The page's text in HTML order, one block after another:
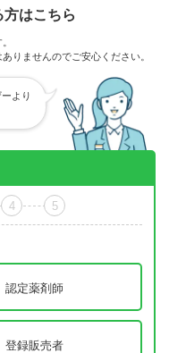
はこちら
りませんのでご安心ください。
より
4 5
認定薬剤師
登録販売者